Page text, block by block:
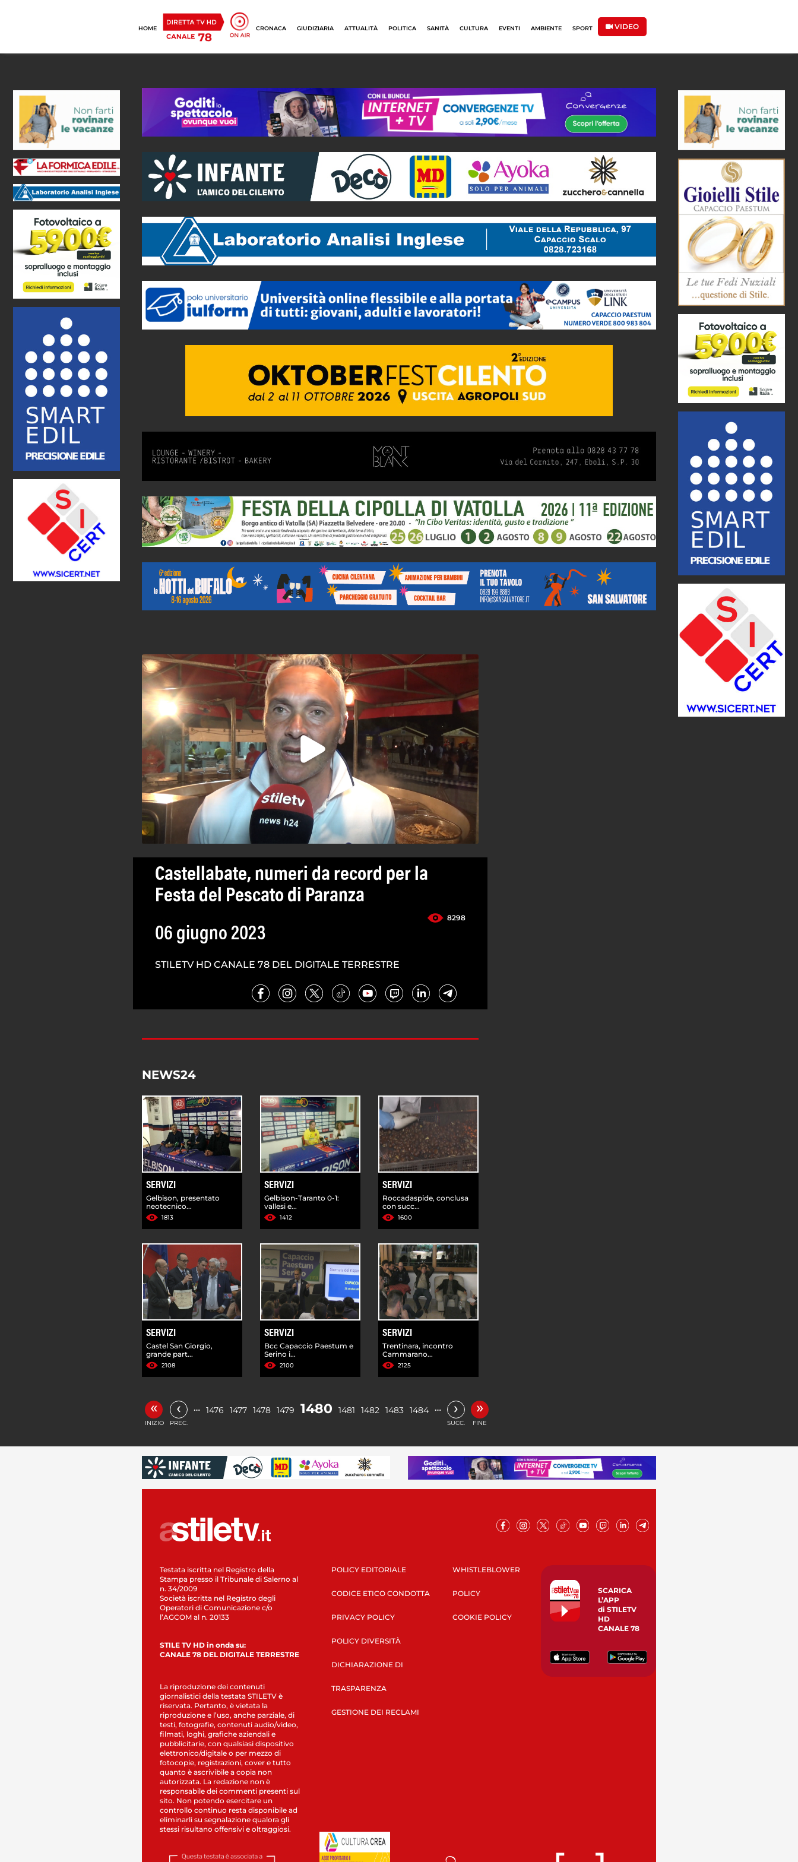
HOME CRONACA GIUDIZIARIA ATTUALITÀ POLITICA SANITÀ CULTURA EVENTI AMBIENTE SPORT VIDEO
Castellabate, numeri da record per la
Festa del Pescato di Paranza
8298
06 giugno 2023
STILETV HD CANALE 78 DEL DIGITALE TERRESTRE
NEWS24
SERVIZI
Gelbison, presentato
neotecnico...
1813
SERVIZI
Gelbison-Taranto 0-1:
vallesi e...
1412
SERVIZI
Roccadaspide, conclusa
con succ...
1600
SERVIZI
Castel San Giorgio,
grande part...
2108
SERVIZI
Bcc Capaccio Paestum e
Serino i...
2100
SERVIZI
Trentinara, incontro
Cammarano...
2125
«
INIZIO
‹
PREC.
… 1476 1477 1478 1479 1480 1481 1482 1483 1484 … ›
SUCC.
»
FINE
Testata iscritta nel Registro della
Stampa presso il Tribunale di Salerno al
n. 34/2009
Società iscritta nel Registro degli
Operatori di Comunicazione c/o
l’AGCOM al n. 20133
STILE TV HD in onda su:
CANALE 78 DEL DIGITALE TERRESTRE
La riproduzione dei contenuti
giornalistici della testata STILETV è
riservata. Pertanto, è vietata la
riproduzione e l’uso, anche parziale, di
testi, fotografie, contenuti audio/video,
filmati, loghi, grafiche aziendali e
pubblicitarie, con qualsiasi dispositivo
elettronico/digitale o per mezzo di
fotocopie, registrazioni, cover e tutto
quanto è ascrivibile a copia non
autorizzata. La redazione non è
responsabile dei commenti presenti sul
sito. Non potendo esercitare un
controllo continuo resta disponibile ad
eliminarli su segnalazione qualora gli
stessi risultano offensivi e oltraggiosi.
POLICY EDITORIALE
CODICE ETICO CONDOTTA
PRIVACY POLICY
POLICY DIVERSITÀ
DICHIARAZIONE DI
TRASPARENZA
GESTIONE DEI RECLAMI
WHISTLEBLOWER
POLICY
COOKIE POLICY
SCARICA
L’APP
di STILETV
HD
CANALE 78